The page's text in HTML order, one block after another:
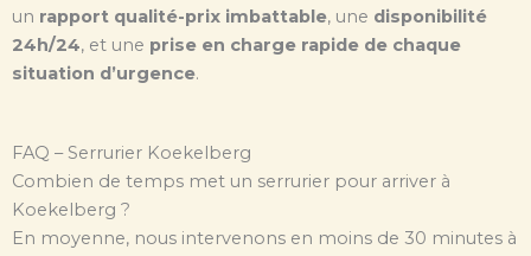
un rapport qualité-prix imbattable, une disponibilité
24h/24, et une prise en charge rapide de chaque
situation d’urgence.
FAQ – Serrurier Koekelberg
Combien de temps met un serrurier pour arriver à
Koekelberg ?
En moyenne, nous intervenons en moins de 30 minutes à